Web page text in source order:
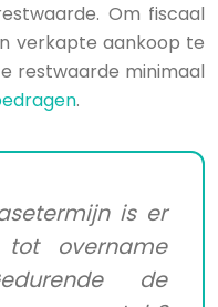
Om fiscaal
verkapte aankoop te
restwaarde minimaal
.
is er
overname
de